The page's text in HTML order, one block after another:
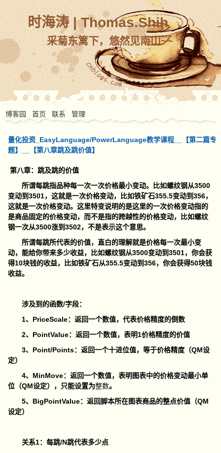
时海涛 | Thomas.Shih
采菊东篱下，悠然见南山~~
博客园 首页 联系 管理
量化投资_EasyLanguage/PowerLanguage教学课程__【第二篇专
题】__【第八章跳及跳价值】
第八章：跳及跳的价值
所谓每跳指品种每一次一次价格最小变动。比如螺纹钢从3500
变动到3501，这就是一次价格变动，比如铁矿石355.5变动到356，
这就是一次价格变动。这里特变说明的是这里的一次价格变动指的
是商品固定的价格变动，而不是指的跨越性的价格变动，比如螺纹
钢一次从3500涨到3502，不是表示这个意思。
所谓每跳所代表的价值，直白的理解就是价格每一次最小变
动，能给你带来多少收益，比如螺纹钢从3500变动到3501，你会获
得10块钱的收益，比如铁矿石从355.5变动到356，你会获得50块钱
收益。
涉及到的函数/字段：
1、PriceScale：返回一个数值，代表价格精度的倒数
2、PointValue：返回一个数值，表明1价格精度的价值
3、Point/Points：返回一个十进位值，等于价格精度（QM设
定）
4、MinMove：返回一个数值，表明图表中的价格变动最小单
位（QM设定），只能设置为整数。
5、BigPointValue：返回脚本所在图表商品的整点价值（QM
设定）
关系1：每跳/N跳代表多少点